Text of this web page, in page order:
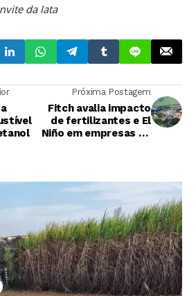
da Iata
Próxima Postagem
Fitch avalia impacto
de fertilizantes e El
Niño em empresas de